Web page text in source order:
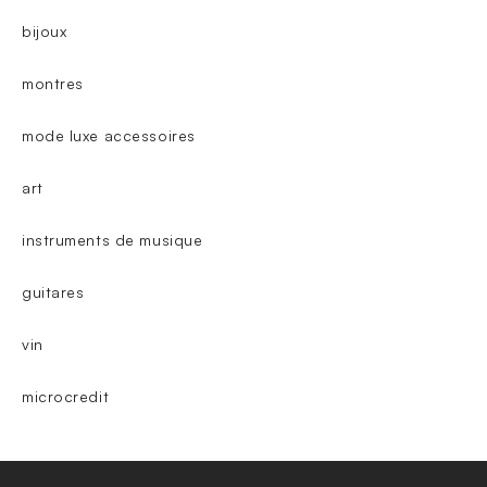
bijoux
montres
mode luxe accessoires
art
instruments de musique
guitares
vin
microcredit